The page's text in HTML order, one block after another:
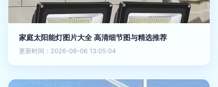
家庭太阳能灯图片大全 高清细节图与精选推荐
更新时间：2026-08-06 13:05:04